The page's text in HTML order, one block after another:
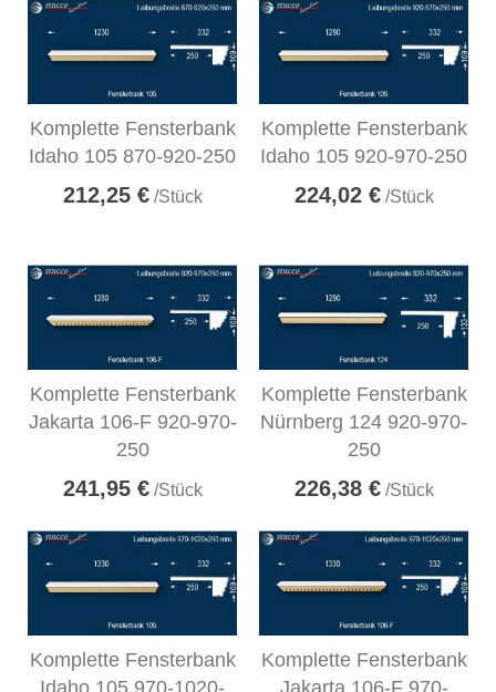
Komplette Fensterbank
Idaho 105 870-920-250
212,25 €/Stück
Komplette Fensterbank
Idaho 105 920-970-250
224,02 €/Stück
Komplette Fensterbank
Jakarta 106-F 920-970-
250
241,95 €/Stück
Komplette Fensterbank
Nürnberg 124 920-970-
250
226,38 €/Stück
Komplette Fensterbank
Komplette Fensterbank